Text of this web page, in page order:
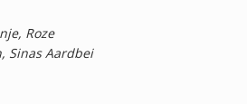
Roze
Sinas Aardbei